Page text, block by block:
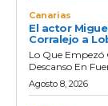
Canarias
El actor
Corralejo a
Lo Que Empezó
Descanso En
Agosto 8, 2026